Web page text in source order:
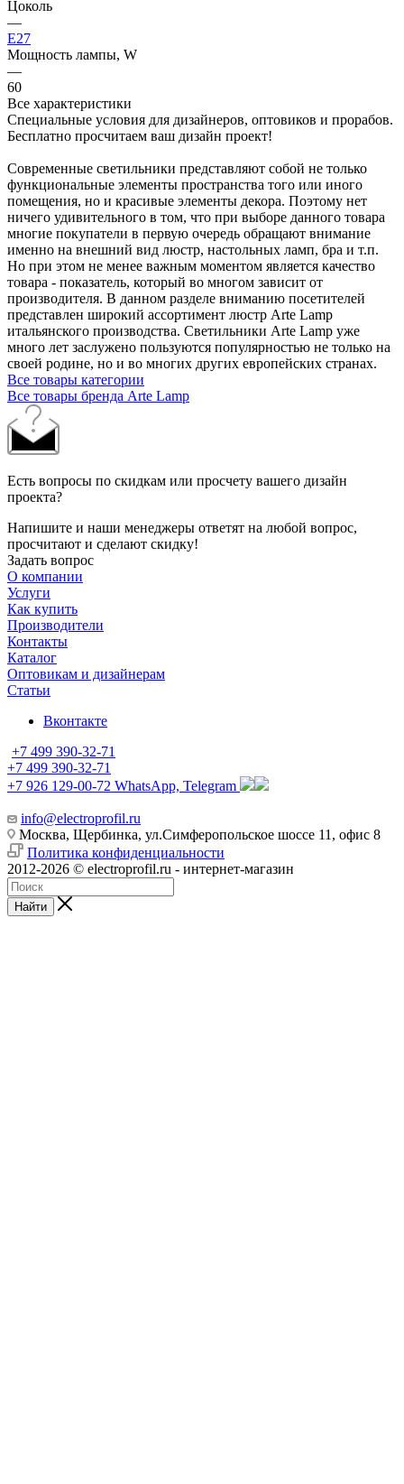
Цоколь
—
E27
Мощность лампы, W
—
60
Все характеристики
Специальные условия для дизайнеров, оптовиков и прорабов.
Бесплатно просчитаем ваш дизайн проект!
Современные светильники представляют собой не только
функциональные элементы пространства того или иного
помещения, но и красивые элементы декора. Поэтому нет
ничего удивительного в том, что при выборе данного товара
многие покупатели в первую очередь обращают внимание
именно на внешний вид люстр, настольных ламп, бра и т.п.
Но при этом не менее важным моментом является качество
товара - показатель, который во многом зависит от
производителя. В данном разделе вниманию посетителей
представлен широкий ассортимент люстр Arte Lamp
итальянского производства. Светильники Arte Lamp уже
много лет заслужено пользуются популярностью не только на
своей родине, но и во многих других европейских странах.
Все товары категории
Все товары бренда Arte Lamp
Есть вопросы по скидкам или просчету вашего дизайн
проекта?
Напишите и наши менеджеры ответят на любой вопрос,
просчитают и сделают скидку!
Задать вопрос
О компании
Услуги
Как купить
Производители
Контакты
Каталог
Оптовикам и дизайнерам
Статьи
Вконтакте
+7 499 390-32-71
+7 499 390-32-71
+7 926 129-00-72 WhatsApp, Telegram
info@electroprofil.ru
Москва, Щербинка, ул.Симферопольское шоссе 11, офис 8
Политика конфиденциальности
2012-2026 © electroprofil.ru - интернет-магазин
Найти